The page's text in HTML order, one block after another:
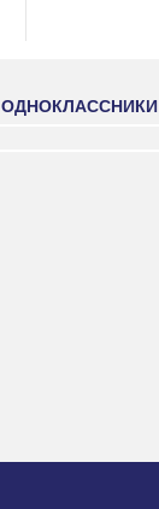
ОДНОКЛАССНИКИ